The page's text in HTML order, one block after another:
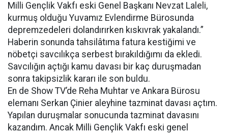
Milli Gençlik Vakfı eski Genel Başkanı Nevzat Laleli,
kurmuş olduğu Yuvamız Evlendirme Bürosunda
depremzedeleri dolandırırken kıskıvrak yakalandı.”
Haberin sonunda tahsilâtıma fatura kestiğimi ve
nöbetçi savcılıkça serbest bırakıldığımı da ekledi.
Savcılığın açtığı kamu davası bir kaç duruşmadan
sonra takipsizlik kararı ile son buldu.
En de Show TV’de Reha Muhtar ve Ankara Bürosu
elemanı Serkan Çinier aleyhine tazminat davası açtım.
Yapılan duruşmalar sonucunda tazminat davasını
kazandım. Ancak Milli Gençlik Vakfı eski genel